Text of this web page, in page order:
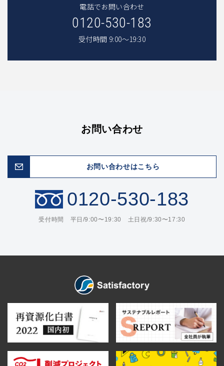
電話でお問い合わせ
0120-530-183
受付時間 9:00〜19:30
お問い合わせ
お問い合わせはこちら
0120-530-183
受付時間 平日/9:00〜19:30 土日祝/9:30〜17:30